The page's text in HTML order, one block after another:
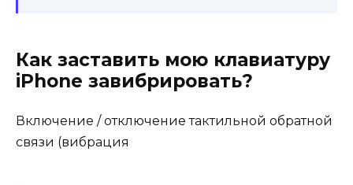
Как заставить мою клавиатуру
iPhone завибрировать?
Включение / отключение тактильной обратной
связи (вибрация